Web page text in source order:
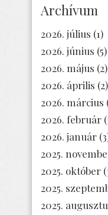
Archívum
2026. július (1)
2026. június (5)
2026. május (2)
2026. április (2)
2026. március
2026. február
2026. január
2025.
2025. október
2025.
2025.